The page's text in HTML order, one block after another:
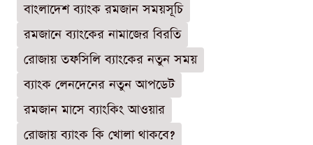
বাংলাদেশ ব্যাংক রমজান সময়সূচি
রমজানে ব্যাংকের নামাজের বিরতি
রোজায় তফসিলি ব্যাংকের নতুন সময়
ব্যাংক লেনদেনের নতুন আপডেট
রমজান মাসে ব্যাংকিং আওয়ার
রোজায় ব্যাংক কি খোলা থাকবে?